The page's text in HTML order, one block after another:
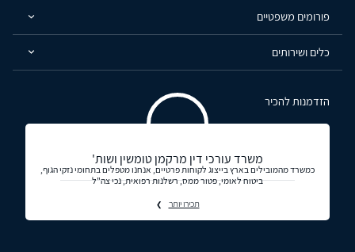
פורומים משפטיים
כלים ושירותים
הזדמנות להכיר
משרד עורכי דין מרקמן טומשין ושות'
כמשרד מהמובילים בארץ בייצוג לקוחות פרטיים, אנחנו מטפלים בתחומי נזקי הגוף,
ביטוח לאומי, פטור ממס, רשלנות רפואית, נכי צה"ל
תכירו יותר